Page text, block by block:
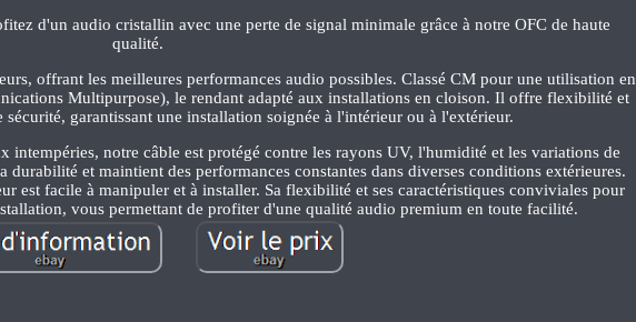
d'un audio cristallin avec une perte de signal minimale grâce à notre OFC de haute
qualité.
offrant les meilleures performances audio possibles. Classé CM pour une utilisation en
Multipurpose), le rendant adapté aux installations en cloison. Il offre flexibilité et
garantissant une installation soignée à l'intérieur ou à l'extérieur.
intempéries, notre câble est protégé contre les rayons UV, l'humidité et les variations de
durabilité et maintient des performances constantes dans diverses conditions extérieures.
est facile à manipuler et à installer. Sa flexibilité et ses caractéristiques conviviales pour
vous permettant de profiter d'une qualité audio premium en toute facilité.